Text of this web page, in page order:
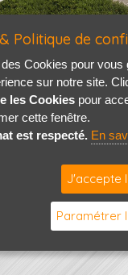
Politique de
Cookies pour vous
sur notre site.
les Cookies pour
cette fenêtre.
est respecté. En
J'accepte
Paramétrer